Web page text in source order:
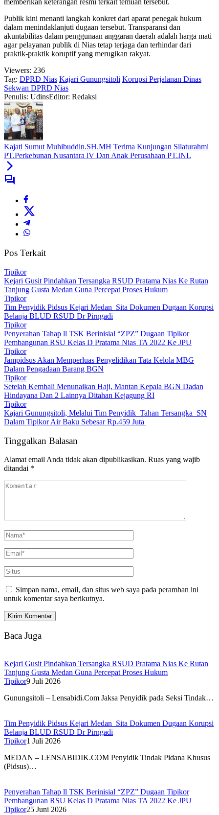
memberikan keterangan resmi terkait temuan tersebut.
Publik kini menanti langkah konkret dari aparat penegak hukum
dalam menindaklanjuti dugaan tersebut. Transparansi dan
akuntabilitas dalam penggunaan anggaran daerah adalah harga mati
agar pelayanan publik di Nias tetap terjaga dan terhindar dari
praktik-praktik koruptif yang merugikan rakyat.
Viewers: 236
Tag: DPRD Nias Kajari Gunungsitoli Korupsi Perjalanan Dinas
Sekwan DPRD Nias
Penulis: UdinsEditor: Redaksi
Kajati Sumut Muhibuddin.SH.MH Terima Kunjungan Silaturahmi
PT.Perkebunan Nusantara lV Dan Anak Perusahaan PT.INL
Pos Terkait
Tipikor
Kejari Gusit Pindahkan Tersangka RSUD Pratama Nias Ke Rutan
Tanjung Gusta Medan Guna Percepat Proses Hukum
Tipikor
Tim Penyidik Pidsus Kejari Medan Sita Dokumen Dugaan Korupsi
Belanja BLUD RSUD Dr Pirngadi
Tipikor
Penyerahan Tahap ll TSK Berinisial “ZPZ” Dugaan Tipikor
Pembangunan RSU Kelas D Pratama Nias TA 2022 Ke JPU
Tipikor
Jampidsus Akan Memperluas Penyelidikan Tata Kelola MBG
Dalam Pengadaan Barang BGN
Tipikor
Setelah Kembali Menunaikan Haji, Mantan Kepala BGN Dadan
Hindayana Dan 2 Lainnya Ditahan Kejagung RI
Tipikor
Kajari Gunungsitoli, Melalui Tim Penyidik Tahan Tersangka SN
Dalam Tipikor Air Baku Sebesar Rp.459 Juta
Tinggalkan Balasan
Alamat email Anda tidak akan dipublikasikan. Ruas yang wajib
ditandai *
Simpan nama, email, dan situs web saya pada peramban ini
untuk komentar saya berikutnya.
Baca Juga
Kejari Gusit Pindahkan Tersangka RSUD Pratama Nias Ke Rutan
Tanjung Gusta Medan Guna Percepat Proses Hukum
Tipikor9 Juli 2026
Gunungsitoli – Lensabidi.Com Jaksa Penyidik pada Seksi Tindak…
Tim Penyidik Pidsus Kejari Medan Sita Dokumen Dugaan Korupsi
Belanja BLUD RSUD Dr Pirngadi
Tipikor1 Juli 2026
MEDAN – LENSABIDIK.COM Penyidik Tindak Pidana Khusus
(Pidsus)…
Penyerahan Tahap ll TSK Berinisial “ZPZ” Dugaan Tipikor
Pembangunan RSU Kelas D Pratama Nias TA 2022 Ke JPU
Tipikor25 Juni 2026